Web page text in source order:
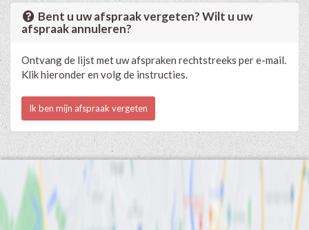
Bent u uw afspraak vergeten? Wilt u uw
afspraak annuleren?
Ontvang de lijst met uw afspraken rechtstreeks per e-mail.
Klik hieronder en volg de instructies.
Ik ben mijn afspraak vergeten